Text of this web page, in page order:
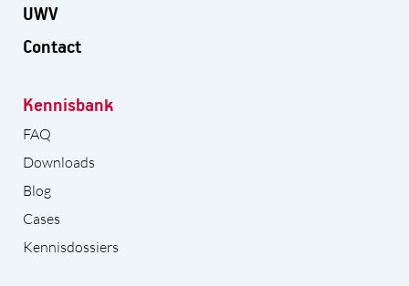
UWV
Contact
Kennisbank
FAQ
Downloads
Blog
Cases
Kennisdossiers